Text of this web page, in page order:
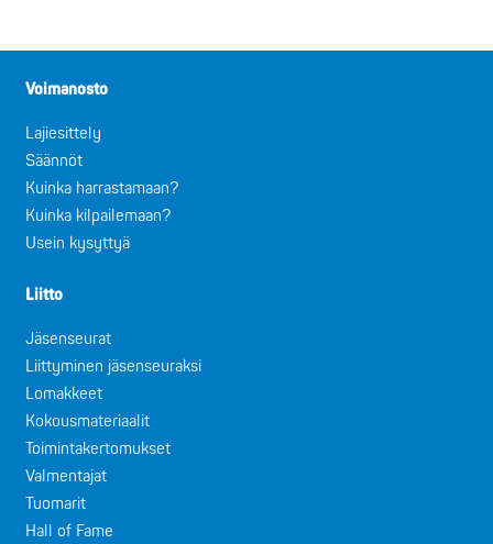
Voimanosto
Lajiesittely
Säännöt
Kuinka harrastamaan?
Kuinka kilpailemaan?
Usein kysyttyä
Liitto
Jäsenseurat
Liittyminen jäsenseuraksi
Lomakkeet
Kokousmateriaalit
Toimintakertomukset
Valmentajat
Tuomarit
Hall of Fame